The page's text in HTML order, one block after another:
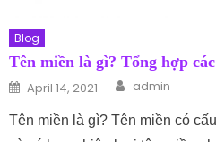
Blog
Tên miền là gì? Tổng hợp
Posted on
April 14, 2021 Author
admin
Tên miền là gì? Tên miền có